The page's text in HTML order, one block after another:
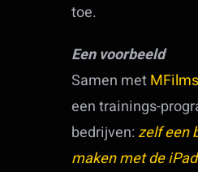
toe.
Een voorbeeld
Samen metMFilms
een trainings-
bedrijven: zelf een
maken met de